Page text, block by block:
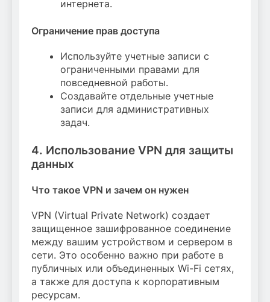
интернета.
Ограничение прав доступа
Используйте учетные записи с
ограниченными правами для
повседневной работы.
Создавайте отдельные учетные
записи для административных
задач.
4. Использование VPN для защиты
данных
Что такое VPN и зачем он нужен
VPN (Virtual Private Network) создает
защищенное зашифрованное соединение
между вашим устройством и сервером в
сети. Это особенно важно при работе в
публичных или объединенных Wi-Fi сетях,
а также для доступа к корпоративным
ресурсам.